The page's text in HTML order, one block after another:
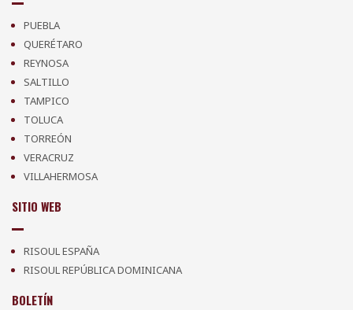
PUEBLA
QUERÉTARO
REYNOSA
SALTILLO
TAMPICO
TOLUCA
TORREÓN
VERACRUZ
VILLAHERMOSA
SITIO WEB
RISOUL ESPAÑA
RISOUL REPÚBLICA DOMINICANA
BOLETÍN